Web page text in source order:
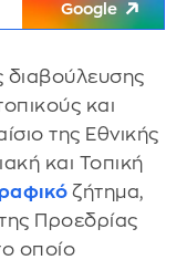
Google
διαβούλευσης
και
της Εθνικής
και Τοπική
ζήτημα,
Προεδρίας
οποίο